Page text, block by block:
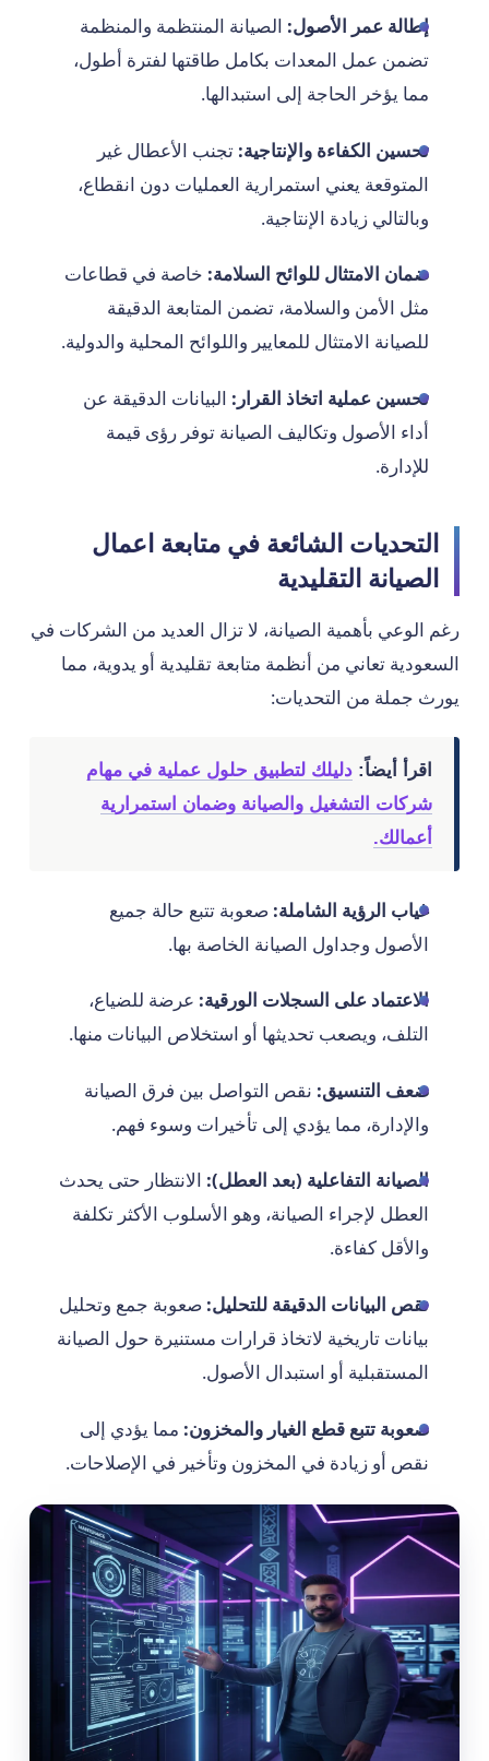
إطالة عمر الأصول: الصيانة المنتظمة والمنظمة
تضمن عمل المعدات بكامل طاقتها لفترة أطول،
مما يؤخر الحاجة إلى استبدالها.
تحسين الكفاءة والإنتاجية: تجنب الأعطال غير
المتوقعة يعني استمرارية العمليات دون انقطاع،
وبالتالي زيادة الإنتاجية.
ضمان الامتثال للوائح السلامة: خاصة في قطاعات
مثل الأمن والسلامة، تضمن المتابعة الدقيقة
للصيانة الامتثال للمعايير واللوائح المحلية والدولية.
تحسين عملية اتخاذ القرار: البيانات الدقيقة عن
أداء الأصول وتكاليف الصيانة توفر رؤى قيمة
للإدارة.
التحديات الشائعة في متابعة اعمال
الصيانة التقليدية
رغم الوعي بأهمية الصيانة، لا تزال العديد من الشركات في
السعودية تعاني من أنظمة متابعة تقليدية أو يدوية، مما
يورث جملة من التحديات:
اقرأ أيضاً: دليلك لتطبيق حلول عملية في مهام
شركات التشغيل والصيانة وضمان استمرارية
أعمالك.
غياب الرؤية الشاملة: صعوبة تتبع حالة جميع
الأصول وجداول الصيانة الخاصة بها.
الاعتماد على السجلات الورقية: عرضة للضياع،
التلف، ويصعب تحديثها أو استخلاص البيانات منها.
ضعف التنسيق: نقص التواصل بين فرق الصيانة
والإدارة، مما يؤدي إلى تأخيرات وسوء فهم.
الصيانة التفاعلية (بعد العطل): الانتظار حتى يحدث
العطل لإجراء الصيانة، وهو الأسلوب الأكثر تكلفة
والأقل كفاءة.
نقص البيانات الدقيقة للتحليل: صعوبة جمع وتحليل
بيانات تاريخية لاتخاذ قرارات مستنيرة حول الصيانة
المستقبلية أو استبدال الأصول.
صعوبة تتبع قطع الغيار والمخزون: مما يؤدي إلى
نقص أو زيادة في المخزون وتأخير في الإصلاحات.